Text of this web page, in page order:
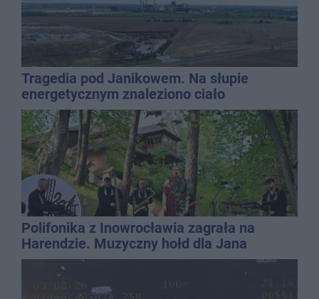
Tragedia pod Janikowem. Na słupie
energetycznym znaleziono ciało
mężczyzny
Polifonika z Inowrocławia zagrała na
Harendzie. Muzyczny hołd dla Jana
Kasprowicza